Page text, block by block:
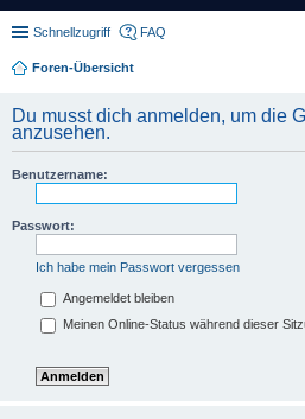
Schnellzugriff FAQ
Foren-Übersicht
Du musst dich anmelden, um die
anzusehen.
Benutzername:
Passwort:
Ich habe mein Passwort vergessen
Angemeldet bleiben
Meinen Online-Status während dieser